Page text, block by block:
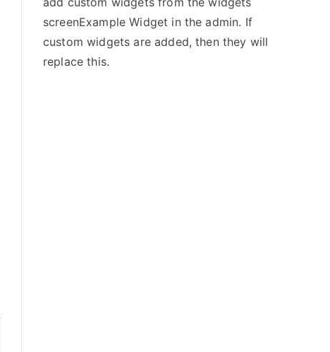
screenExample Widget in the admin. If
custom widgets are added, then they will
replace this.